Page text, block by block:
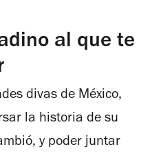
al que te
divas de México,
la historia de su
y poder juntar